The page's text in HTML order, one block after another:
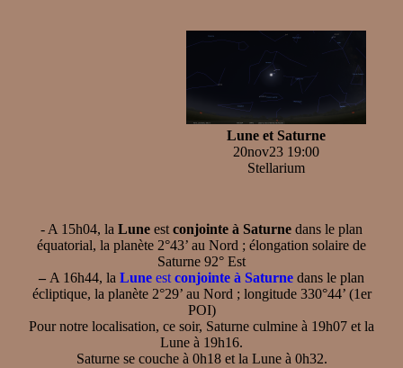
Lune et Saturne
20nov23 19:00
Stellarium
- A 15h04, la Lune estconjointe à Saturne dans le plan
équatorial, la planète 2°43’ au Nord ; élongation solaire de
Saturne 92° Est
– A 16h44, la Lune estconjointe à Saturne dans le plan
écliptique, la planète 2°29’ au Nord ; longitude 330°44’ (1er
POI)
Pour notre localisation, ce soir, Saturne culmine à 19h07 et la
Lune à 19h16.
Saturne se couche à 0h18 et la Lune à 0h32.